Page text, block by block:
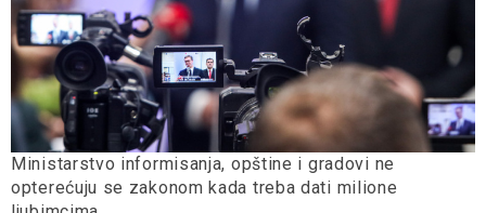
Ministarstvo informisanja, opštine i gradovi ne
opterećuju se zakonom kada treba dati milione